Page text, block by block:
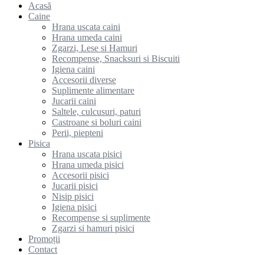
Acasă
Caine
Hrana uscata caini
Hrana umeda caini
Zgarzi, Lese si Hamuri
Recompense, Snacksuri si Biscuiti
Igiena caini
Accesorii diverse
Suplimente alimentare
Jucarii caini
Saltele, culcusuri, paturi
Castroane si boluri caini
Perii, piepteni
Pisica
Hrana uscata pisici
Hrana umeda pisici
Accesorii pisici
Jucarii pisici
Nisip pisici
Igiena pisici
Recompense si suplimente
Zgarzi si hamuri pisici
Promoții
Contact